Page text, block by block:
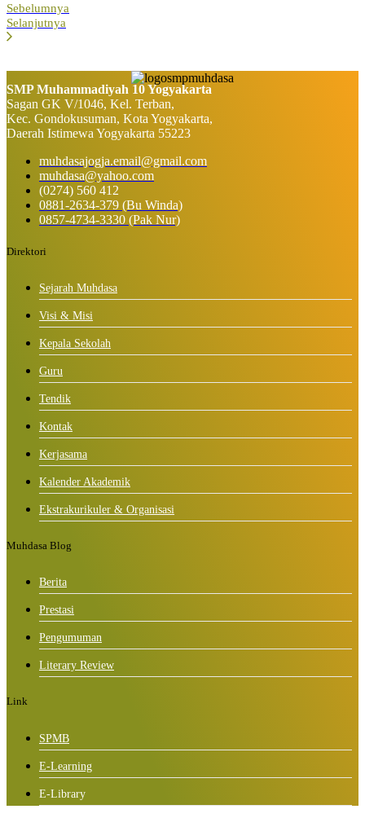
Sebelumnya
Selanjutnya
SMP Muhammadiyah 10 Yogyakarta
Sagan GK V/1046, Kel. Terban,
Kec. Gondokusuman, Kota Yogyakarta,
Daerah Istimewa Yogyakarta 55223
muhdasajogja.email@gmail.com
muhdasa@yahoo.com
(0274) 560 412
0881-2634-379 (Bu Winda)
0857-4734-3330 (Pak Nur)
Direktori
Sejarah Muhdasa
Visi & Misi
Kepala Sekolah
Guru
Tendik
Kontak
Kerjasama
Kalender Akademik
Ekstrakurikuler & Organisasi
Muhdasa Blog
Berita
Prestasi
Pengumuman
Literary Review
Link
SPMB
E-Learning
E-Library